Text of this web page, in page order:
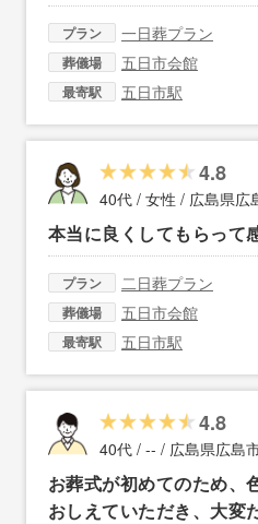
プラン 一日葬プラン
葬儀場 五日市会館
最寄駅 五日市駅
4.8
40代 / 女性 / 広島県広
本当に良くしてもらって
プラン 二日葬プラン
葬儀場 五日市会館
最寄駅 五日市駅
4.8
40代 / -- / 広島県広島
お葬式が初めてのため、
おしえていただき、大変